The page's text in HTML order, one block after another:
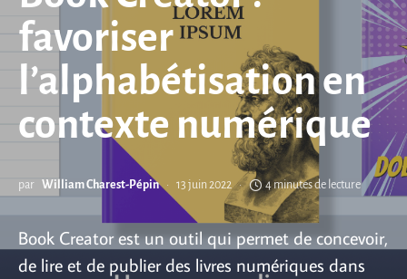
favoriser
l’alphabétisation en
contexte numérique
par William Charest-Pépin 13 juin 2022 4 minutes de lecture
Book Creator est un outil qui permet de concevoir,
de lire et de publier des livres numériques dans